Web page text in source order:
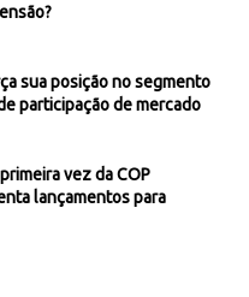
sua posição no segmento
participação de mercado
vez da COP
lançamentos para